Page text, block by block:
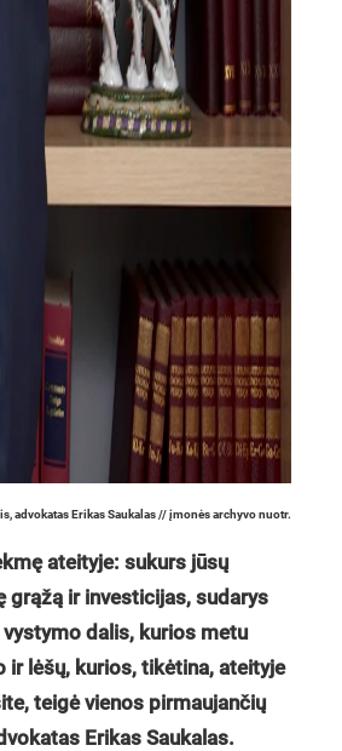
advokatas Erikas Saukalas // įmonės archyvo nuotr.
ateityje: sukurs jūsų
grąžą ir investicijas, sudarys
dalis, kurios metu
ir lėšų, kurios, tikėtina, ateityje
teigė vienos pirmaujančių
Erikas Saukalas.